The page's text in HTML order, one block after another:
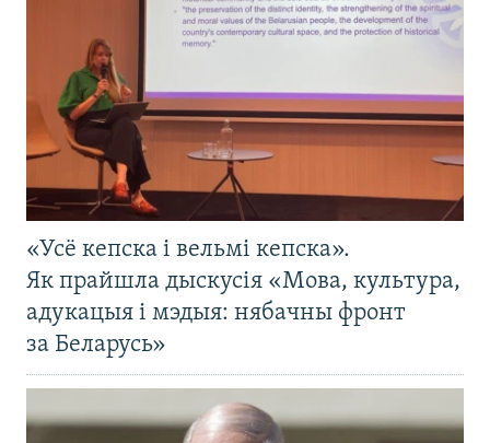
«Усё кепска і вельмі кепска».
Як прайшла дыскусія «Мова, культура,
адукацыя і мэдыя: нябачны фронт
за Беларусь»